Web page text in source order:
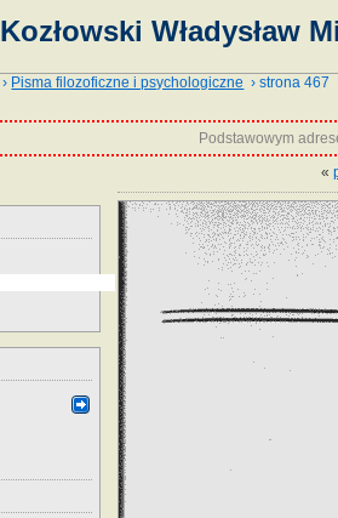
Kozłowski Władysław
› Pisma filozoficzne i psychologiczne › strona 467
Podstawowym
«